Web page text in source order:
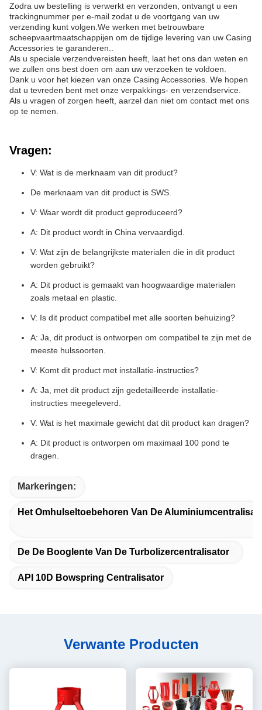
Zodra uw bestelling is verwerkt en verzonden, ontvangt u een
trackingnummer per e-mail zodat u de voortgang van uw
verzending kunt volgen.We werken met betrouwbare
scheepvaartmaatschappijen om de tijdige levering van uw Casing
Accessories te garanderen..
Als u speciale verzendvereisten heeft, laat het ons dan weten en
we zullen ons best doen om aan uw verzoeken te voldoen.
Dank u voor het kiezen van onze Casing Accessories. We hopen
dat u tevreden bent met onze verpakkings- en verzendservice.
Als u vragen of zorgen heeft, aarzel dan niet om contact met ons
op te nemen.
Vragen:
V: Wat is de merknaam van dit product?
De merknaam van dit product is SWS.
V: Waar wordt dit product geproduceerd?
A: Dit product wordt in China vervaardigd.
V: Wat zijn de belangrijkste materialen die in dit product
worden gebruikt?
A: Dit product is gemaakt van hoogwaardige materialen
zoals metaal en plastic.
V: Is dit product compatibel met alle soorten behuizing?
A: Ja, dit product is ontworpen om compatibel te zijn met de
meeste hulssoorten.
V: Komt dit product met installatie-instructies?
A: Ja, met dit product zijn gedetailleerde installatie-
instructies meegeleverd.
V: Wat is het maximale gewicht dat dit product kan dragen?
A: Dit product is ontworpen om maximaal 100 pond te
dragen.
Markeringen:
Het Omhulseltoebehoren Van De
De De Booglente Van De Turbolizercentralisator
API 10D Bowspring Centralisator
Verwante Producten